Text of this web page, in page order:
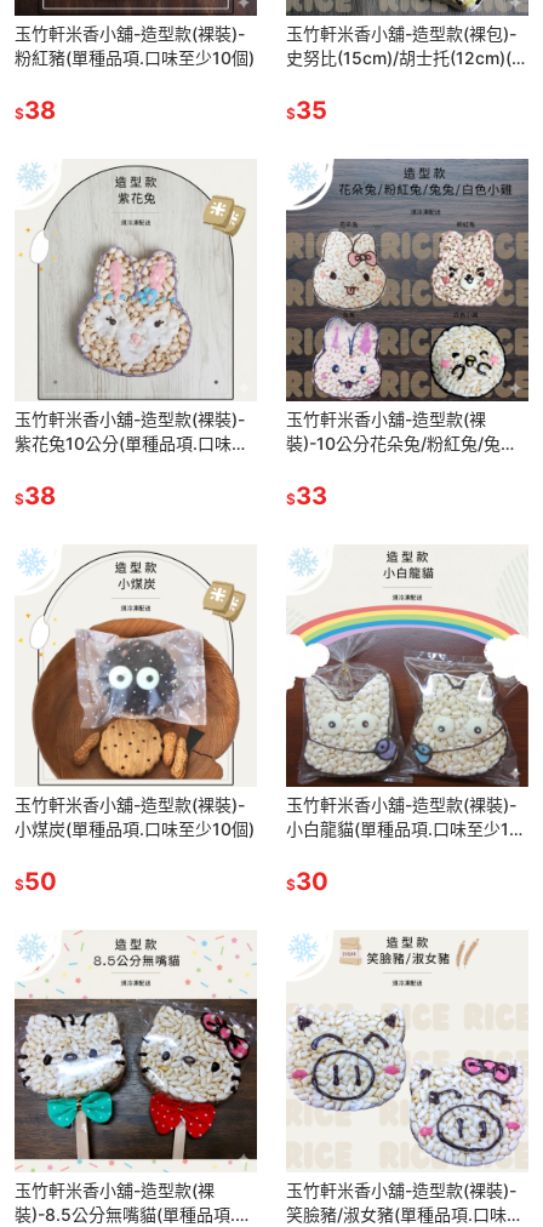
玉竹軒米香小舖-造型款(裸裝)-
粉紅豬(單種品項.口味至少10個)
$38
玉竹軒米香小舖-造型款(裸包)-
史努比(15cm)/胡士托(12cm)(單
$35
玉竹軒米香小舖-造型款(裸裝)-
紫花兔10公分(單種品項.口味至
$38
玉竹軒米香小舖-造型款(裸
裝)-10公分花朵兔/粉紅兔/兔兔/
個)
$33
玉竹軒米香小舖-造型款(裸裝)-
小煤炭(單種品項.口味至少10個)
$50
玉竹軒米香小舖-造型款(裸裝)-
小白龍貓(單種品項.口味至少10
$30
玉竹軒米香小舖-造型款(裸
裝)-8.5公分無嘴貓(單種品項.口
玉竹軒米香小舖-造型款(裸裝)-
笑臉豬/淑女豬(單種品項.口味至